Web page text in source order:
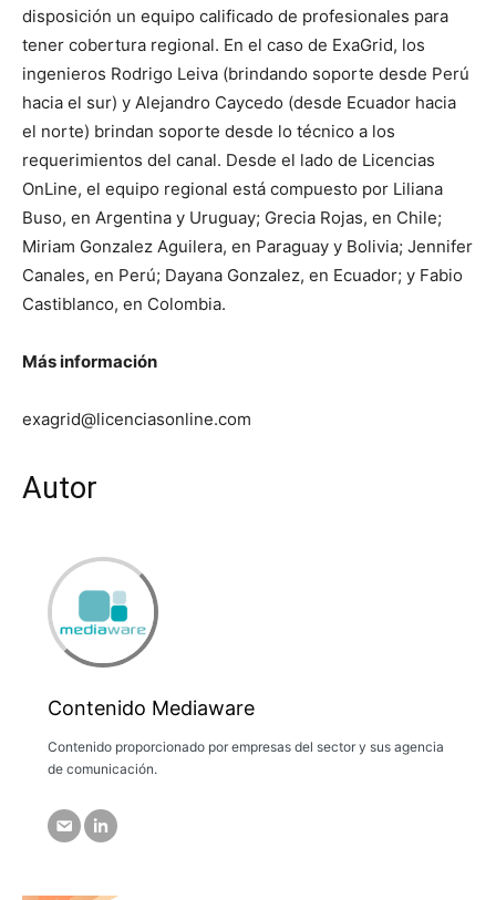
disposición un equipo calificado de profesionales para
tener cobertura regional. En el caso de ExaGrid, los
ingenieros Rodrigo Leiva (brindando soporte desde Perú
hacia el sur) y Alejandro Caycedo (desde Ecuador hacia
el norte) brindan soporte desde lo técnico a los
requerimientos del canal. Desde el lado de Licencias
OnLine, el equipo regional está compuesto por Liliana
Buso, en Argentina y Uruguay; Grecia Rojas, en Chile;
Miriam Gonzalez Aguilera, en Paraguay y Bolivia; Jennifer
Canales, en Perú; Dayana Gonzalez, en Ecuador; y Fabio
Castiblanco, en Colombia.
Más información
exagrid@licenciasonline.com
Autor
Contenido Mediaware
Contenido proporcionado por empresas del sector y sus agencia
de comunicación.